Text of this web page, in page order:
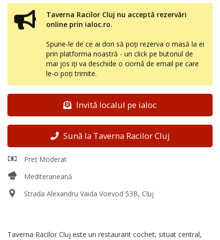
Taverna Racilor Cluj nu acceptă rezervări
online prin ialoc.ro.
Spune-le de ce ai dori să poți rezerva o masă la ei
prin platforma noastră - un click pe butonul de
mai jos iți va deschide o ciornă de email pe care
le-o poți trimite.
Invită localul pe ialoc
Sună la Taverna Racilor Cluj
Preț Moderat
Mediteraneană
Strada Alexandru Vaida Voevod 53B, Cluj
Taverna Racilor Cluj este un restaurant cochet, situat central,